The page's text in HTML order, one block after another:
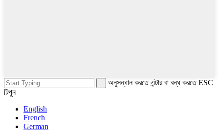
অনুসন্ধান করতে এন্টার বা বন্ধ করতে ESC
টিপুন
English
French
German